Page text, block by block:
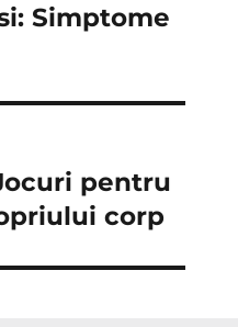
Simptome
pentru
corp